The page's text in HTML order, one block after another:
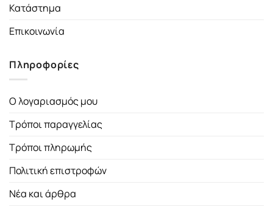
Κατάστημα
Επικοινωνία
Πληροφορίες
Ο λογαριασμός μου
Τρόποι παραγγελίας
Τρόποι πληρωμής
Πολιτική επιστροφών
Νέα και άρθρα